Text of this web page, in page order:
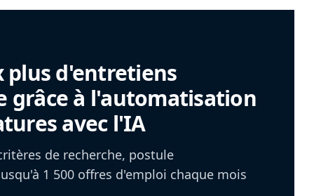
plus d'entretiens
grâce à l'automatisation
avec l'IA
de recherche, postule
1 500 offres d'emploi chaque mois